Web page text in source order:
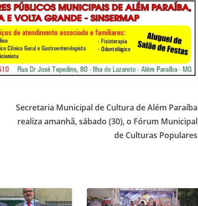
Secretaria Municipal de Cultura de Além Paraíba
realiza amanhã, sábado (30), o Fórum Municipal
de Culturas Populares